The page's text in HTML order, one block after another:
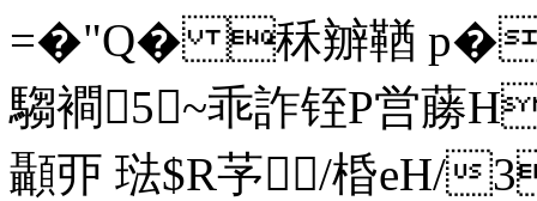
=�"Q� 秝辧鞧 p�
騶襇5~乖詐铚P営蕂
顳丣 琺$R芧/棔eH/